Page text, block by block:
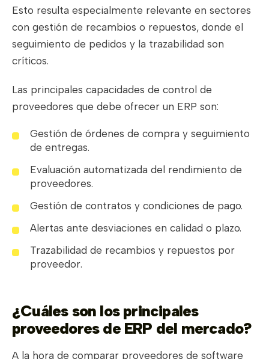
Esto resulta especialmente relevante en sectores
con gestión de recambios o repuestos, donde el
seguimiento de pedidos y la trazabilidad son
críticos.
Las principales capacidades de control de
proveedores que debe ofrecer un ERP son:
Gestión de órdenes de compra y seguimiento
de entregas.
Evaluación automatizada del rendimiento de
proveedores.
Gestión de contratos y condiciones de pago.
Alertas ante desviaciones en calidad o plazo.
Trazabilidad de recambios y repuestos por
proveedor.
¿Cuáles son los principales
proveedores de ERP del mercado?
A la hora de comparar proveedores de software